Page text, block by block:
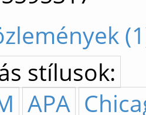
stílusok:
APA